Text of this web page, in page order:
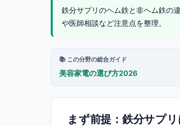
鉄分サプリのヘム鉄と非ヘム鉄の
や医師相談など注意点を整理。
📚 この分野の総合ガイド
美容家電の選び方2026
まず前提：鉄分サプ